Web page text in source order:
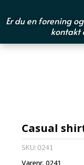
Er du en forening
kontakt
Casual
SKU:0241
Varenr. 0241